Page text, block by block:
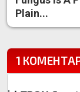
Plain...
1